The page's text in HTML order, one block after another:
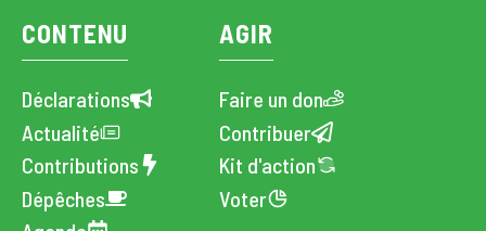
CONTENU
Déclarations
Actualité
Contributions
Dépêches
AGIR
Faire un don
Contribuer
Kit d'action
Voter